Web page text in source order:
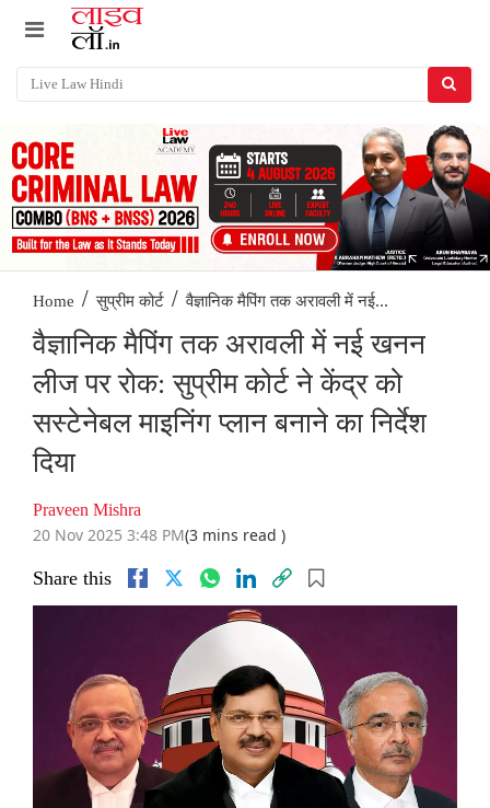
Home / सुप्रीम कोर्ट / वैज्ञानिक मैपिंग तक अरावली में नई...
वैज्ञानिक मैपिंग तक अरावली में नई खनन
लीज पर रोक: सुप्रीम कोर्ट ने केंद्र को
सस्टेनेबल माइनिंग प्लान बनाने का निर्देश
दिया
Praveen Mishra
20 Nov 2025 3:48 PM(3 mins read )
Share this